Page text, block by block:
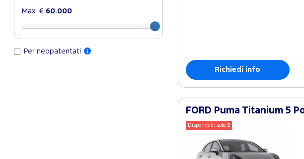
Max: € 60.000
Per neopatentati
Richiedi info
FORD Puma Titanium 5
Disponibili: solo 3